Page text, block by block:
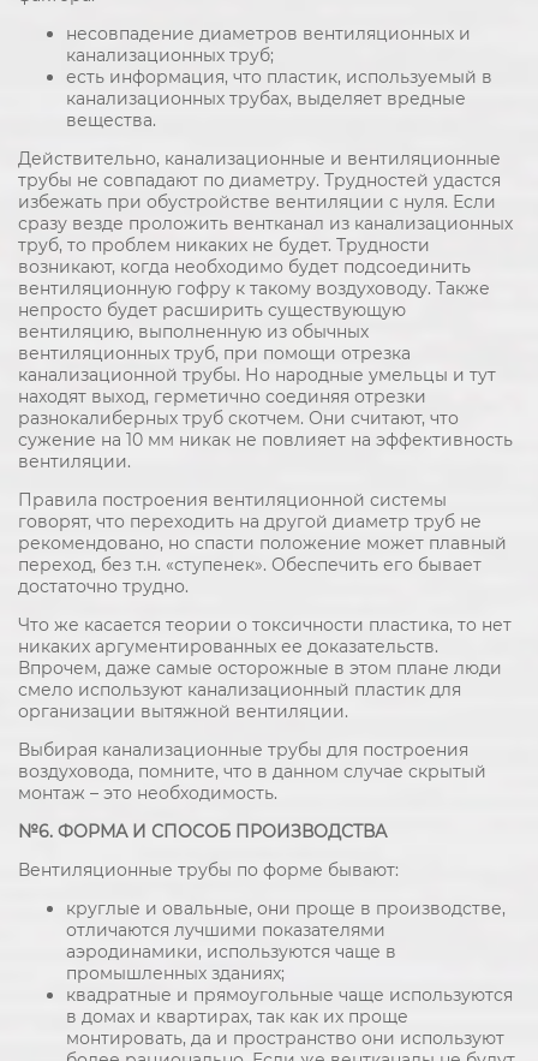
несовпадение диаметров вентиляционных и
канализационных труб;
есть информация, что пластик, используемый в
канализационных трубах, выделяет вредные
вещества.
Действительно, канализационные и вентиляционные
трубы не совпадают по диаметру. Трудностей удастся
избежать при обустройстве вентиляции с нуля. Если
сразу везде проложить вентканал из канализационных
труб, то проблем никаких не будет. Трудности
возникают, когда необходимо будет подсоединить
вентиляционную гофру к такому воздуховоду. Также
непросто будет расширить существующую
вентиляцию, выполненную из обычных
вентиляционных труб, при помощи отрезка
канализационной трубы. Но народные умельцы и тут
находят выход, герметично соединяя отрезки
разнокалиберных труб скотчем. Они считают, что
сужение на 10 мм никак не повлияет на эффективность
вентиляции.
Правила построения вентиляционной системы
говорят, что переходить на другой диаметр труб не
рекомендовано, но спасти положение может плавный
переход, без т.н. «ступенек». Обеспечить его бывает
достаточно трудно.
Что же касается теории о токсичности пластика, то нет
никаких аргументированных ее доказательств.
Впрочем, даже самые осторожные в этом плане люди
смело используют канализационный пластик для
организации вытяжной вентиляции.
Выбирая канализационные трубы для построения
воздуховода, помните, что в данном случае скрытый
монтаж – это необходимость.
№6. ФОРМА И СПОСОБ ПРОИЗВОДСТВА
Вентиляционные трубы по форме бывают:
круглые и овальные, они проще в производстве,
отличаются лучшими показателями
аэродинамики, используются чаще в
промышленных зданиях;
квадратные и прямоугольные чаще используются
в домах и квартирах, так как их проще
монтировать, да и пространство они используют